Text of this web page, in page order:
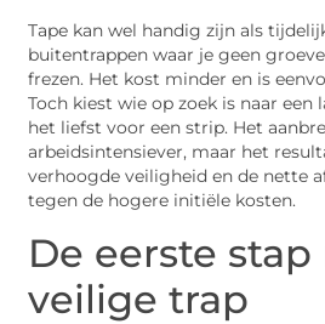
Tape kan wel handig zijn als
buitentrappen waar je geen
frezen. Het kost minder en is
Toch kiest wie op zoek is naar
het liefst voor een strip. Het
arbeidsintensiever, maar het
verhoogde veiligheid en de nette
tegen de hogere initiële kosten.
De eerste stap
veilige trap